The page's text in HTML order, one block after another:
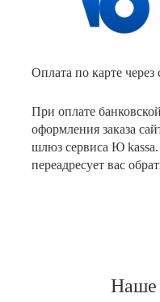
Оплата по карте
При оплате
оформления заказа
шлюз сервиса Ю
переадресует вас
Наше